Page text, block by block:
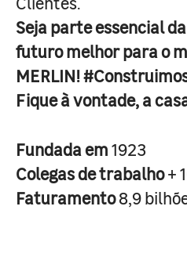
Seja parte essencial
futuro melhor para o
MERLIN!
Fique à vontade, a
Fundada em1923
Colegas de trabalho+
Faturamento8,9